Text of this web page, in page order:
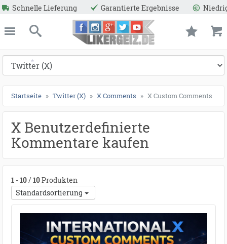
Garantierte Ergebnisse Niedrige Preise
Reale
Likergeiz.de
schließen
Suche
Startseite Twitter (X) X Comments X Custom Comments
X Benutzerdefinierte
Kommentare kaufen
1 -10/ 10Produkten
Standardsortierung
*
*